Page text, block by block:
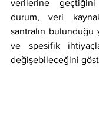
verilerine geçtiğini
durum, veri
santralın bulunduğu
ve spesifik
değişebileceğini